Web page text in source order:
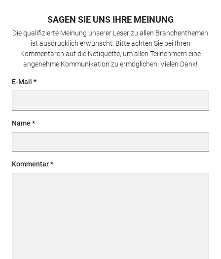
SAGEN SIE UNS IHRE MEINUNG
Die qualifizierte Meinung unserer Leser zu allen Branchenthemen
ist ausdrücklich erwünscht. Bitte achten Sie bei Ihren
Kommentaren auf die Netiquette, um allen Teilnehmern eine
angenehme Kommunikation zu ermöglichen. Vielen Dank!
E-Mail
Name
Kommentar